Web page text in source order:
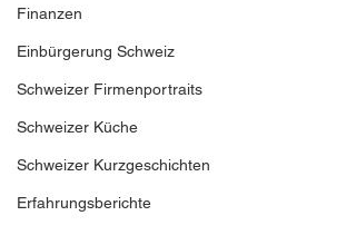
Finanzen
Einbürgerung Schweiz
Schweizer Firmenportraits
Schweizer Küche
Schweizer Kurzgeschichten
Erfahrungsberichte